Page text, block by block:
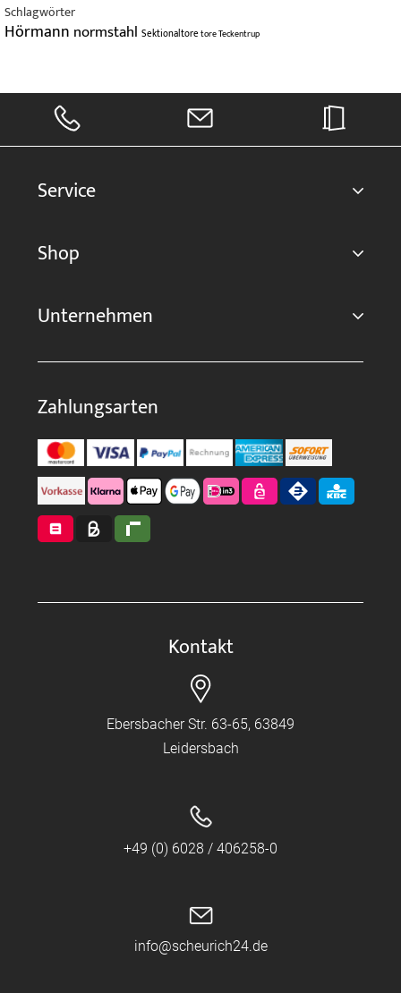
Schlagwörter
Hörmann normstahl SektionaltoretoreTeckentrup
Service
Shop
Unternehmen
Zahlungsarten
Kontakt
Ebersbacher Str. 63-65, 63849
Leidersbach
+49 (0) 6028 / 406258-0
info@scheurich24.de